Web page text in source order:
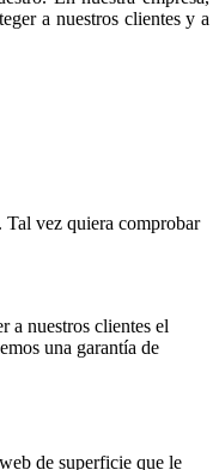
a nuestros clientes y a
Tal vez quiera comprobar
a nuestros clientes el
una garantía de
de superficie que le